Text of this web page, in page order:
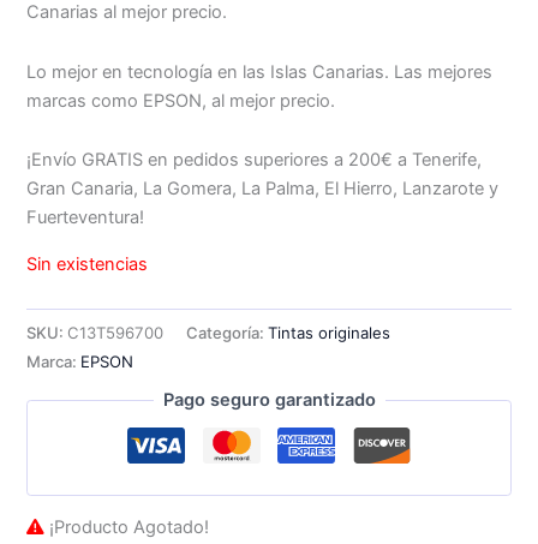
Canarias al mejor precio.
Lo mejor en tecnología en las Islas Canarias. Las mejores
marcas como EPSON, al mejor precio.
¡Envío GRATIS en pedidos superiores a 200€ a Tenerife,
Gran Canaria, La Gomera, La Palma, El Hierro, Lanzarote y
Fuerteventura!
Sin existencias
SKU: C13T596700 Categoría:Tintas originales
Marca: EPSON
Pago seguro garantizado
¡Producto Agotado!